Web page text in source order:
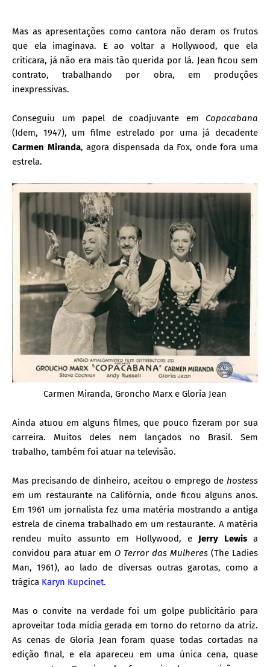
Mas as apresentações como cantora não deram os frutos
que ela imaginava. E ao voltar a Hollywood, que ela
criticara, já não era mais tão querida por lá. Jean ficou sem
contrato, trabalhando por obra, em produções
inexpressivas.
Conseguiu um papel de coadjuvante em Copacabana
(Idem, 1947), um filme estrelado por uma já decadente
Carmen Miranda, agora dispensada da Fox, onde fora uma
estrela.
Carmen Miranda, Groncho Marx e Gloria Jean
Ainda atuou em alguns filmes, que pouco fizeram por sua
carreira. Muitos deles nem lançados no Brasil. Sem
trabalho, também foi atuar na televisão.
Mas precisando de dinheiro, aceitou o emprego de hostess
em um restaurante na Califórnia, onde ficou alguns anos.
Em 1961 um jornalista fez uma matéria mostrando a antiga
estrela de cinema trabalhado em um restaurante. A matéria
rendeu muito assunto em Hollywood, e Jerry Lewisa
convidou para atuar em O Terror das Mulheres (The Ladies
Man, 1961), ao lado de diversas outras garotas, como a
trágica Karyn Kupcinet.
Mas o convite na verdade foi um golpe publicitário para
aproveitar toda mídia gerada em torno do retorno da atriz.
As cenas de Gloria Jean foram quase todas cortadas na
edição final, e ela apareceu em uma única cena, quase